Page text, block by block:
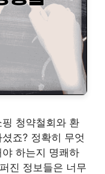
청약철회와 환
죠? 정확히 무엇
하는지 명쾌하
진 정보들은 너무